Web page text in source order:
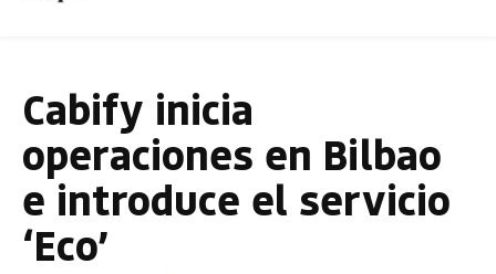
Cabify inicia
operaciones en Bilbao
e introduce el servicio
‘Eco’